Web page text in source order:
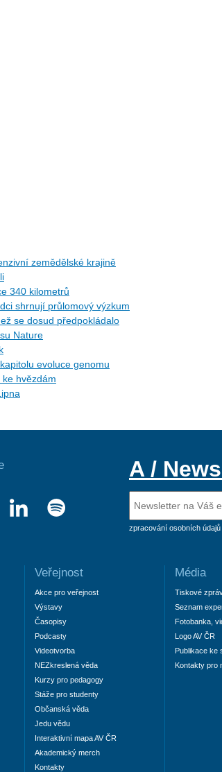
zemědělské krajině
340 kilometrů
shrnují průlomový výzkum
se dosud předpokládalo
Nature
evoluce genomu
hvězdám
A /
zpracování osobních údajů
Veřejnost
Akce pro veřejnost
Výstavy
Časopisy
Podcasty
Videotvorba
NEZkreslená věda
Kurzy pro pedagogy
Stáže pro studenty
Občanská věda
Jedu vědu
Interaktivní mapa AV ČR
Akademický merch
Kontakty
Média
Tiskové
Seznam
Fotobanka,
Logo AV ČR
Publikace ke
Kontakty pro